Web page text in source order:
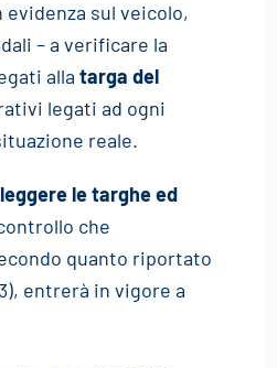
sul veicolo,
– a verificare la
alla targa del
legati ad ogni
reale.
le targhe ed
che
quanto riportato
entrerà in vigore a